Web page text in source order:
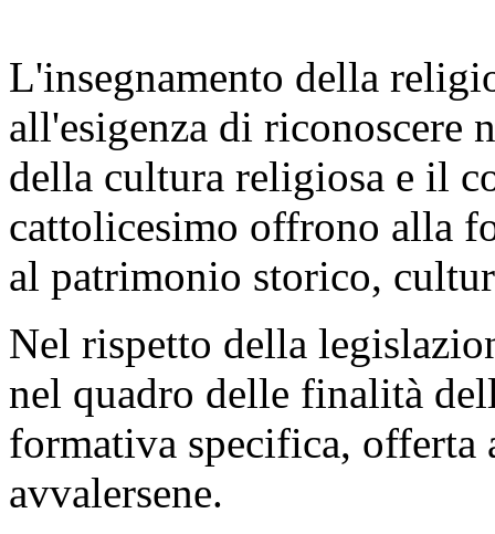
L'insegnamento della
all'esigenza di riconoscere
della cultura religiosa e il
cattolicesimo offrono alla
al patrimonio storico,
Nel rispetto della
nel quadro delle finalità
formativa specifica,
avvalersene.